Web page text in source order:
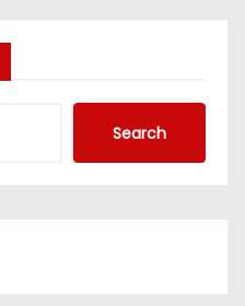
Search